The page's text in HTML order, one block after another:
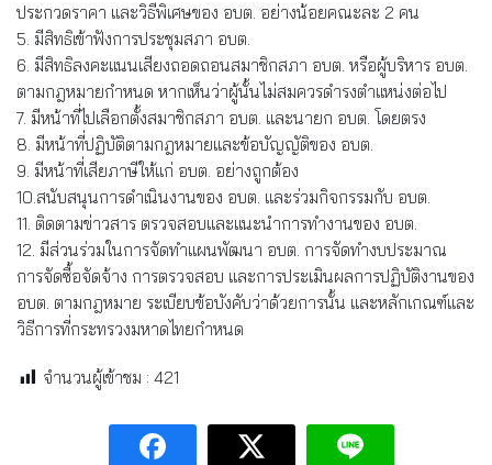
ประกวดราคา และวิธีพิเศษของ อบต. อย่างน้อยคณะละ 2 คน
5. มีสิทธิเข้าฟังการประชุมสภา อบต.
6. มีสิทธิลงคะแนนเสียงถอดถอนสมาชิกสภา อบต. หรือผู้บริหาร อบต.
ตามกฎหมายกำหนด หากเห็นว่าผู้นั้นไม่สมควรดำรงตำแหน่งต่อไป
7. มีหน้าที่ไปเลือกตั้งสมาชิกสภา อบต. และนายก อบต. โดยตรง
8. มีหน้าที่ปฏิบัติตามกฎหมายและข้อบัญญัติของ อบต.
9. มีหน้าที่เสียภาษีให้แก่ อบต. อย่างถูกต้อง
10.สนับสนุนการดำเนินงานของ อบต. และร่วมกิจกรรมกับ อบต.
11. ติดตามข่าวสาร ตรวจสอบและแนะนำการทำงานของ อบต.
12. มีส่วนร่วมในการจัดทำแผนพัฒนา อบต. การจัดทำงบประมาณ
การจัดซื้อจัดจ้าง การตรวจสอบ และการประเมินผลการปฏิบัติงานของ
อบต. ตามกฎหมาย ระเบียบข้อบังคับว่าด้วยการนั้น และหลักเกณฑ์และ
วิธีการที่กระทรวงมหาดไทยกำหนด
จำนวนผู้เข้าชม : 421